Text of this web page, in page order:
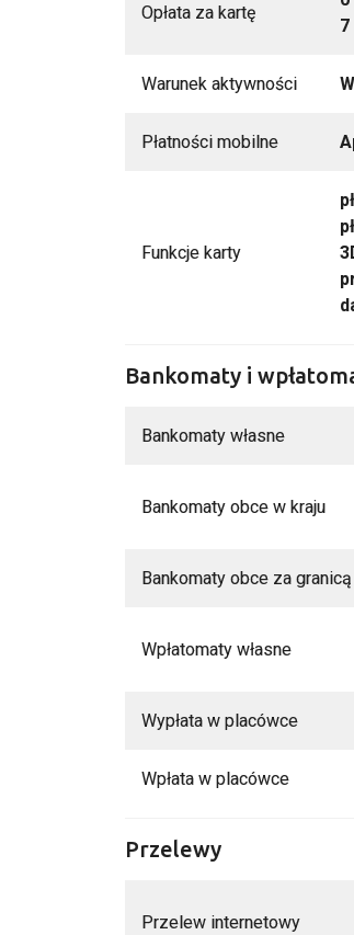
Opłata za kartę
7
Warunek aktywności
Płatności mobilne
Funkcje karty
Bankomaty i
Bankomaty własne
Bankomaty obce w kraju
Bankomaty obce za granicą
Wpłatomaty własne
Wypłata w placówce
Wpłata w placówce
Przelewy
Przelew internetowy